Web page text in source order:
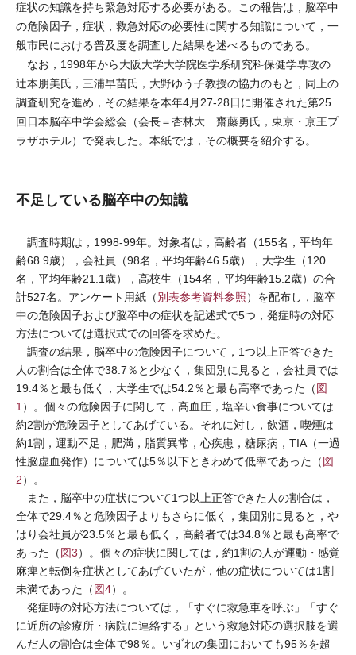
症状の知識を持ち緊急対応する必要がある。この報告は，脳卒中
の危険因子，症状，救急対応の必要性に関する知識について，一
般市民における普及度を調査した結果を述べるものである。
なお，1998年から大阪大学大学院医学系研究科保健学専攻の
辻本朋美氏，三浦早苗氏，大野ゆう子教授の協力のもと，同上の
調査研究を進め，その結果を本年4月27-28日に開催された第25
回日本脳卒中学会総会（会長＝杏林大 齋藤勇氏，東京・京王プ
ラザホテル）で発表した。本紙では，その概要を紹介する。
不足している脳卒中の知識
調査時期は，1998-99年。対象者は，高齢者（155名，平均年
齢68.9歳），会社員（98名，平均年齢46.5歳），大学生（120
名，平均年齢21.1歳），高校生（154名，平均年齢15.2歳）の合
計527名。アンケート用紙（別表参考資料参照）を配布し，脳卒
中の危険因子および脳卒中の症状を記述式で5つ，発症時の対応
方法については選択式での回答を求めた。
調査の結果，脳卒中の危険因子について，1つ以上正答できた
人の割合は全体で38.7％と少なく，集団別に見ると，会社員では
19.4％と最も低く，大学生では54.2％と最も高率であった（図
1 ）。個々の危険因子に関して，高血圧，塩辛い食事については
約2割が危険因子としてあげている。それに対し，飲酒，喫煙は
約1割，運動不足，肥満，脂質異常，心疾患，糖尿病，TIA（一過
性脳虚血発作）については5％以下ときわめて低率であった（図
2）。
また，脳卒中の症状について1つ以上正答できた人の割合は，
全体で29.4％と危険因子よりもさらに低く，集団別に見ると，や
はり会社員が23.5％と最も低く，高齢者では34.8％と最も高率で
あった（図3）。個々の症状に関しては，約1割の人が運動・感覚
麻痺と転倒を症状としてあげていたが，他の症状については1割
未満であった（図4）。
発症時の対応方法については，「すぐに救急車を呼ぶ」「すぐ
に近所の診療所・病院に連絡する」という救急対応の選択肢を選
んだ人の割合は全体で98％。いずれの集団においても95％を超